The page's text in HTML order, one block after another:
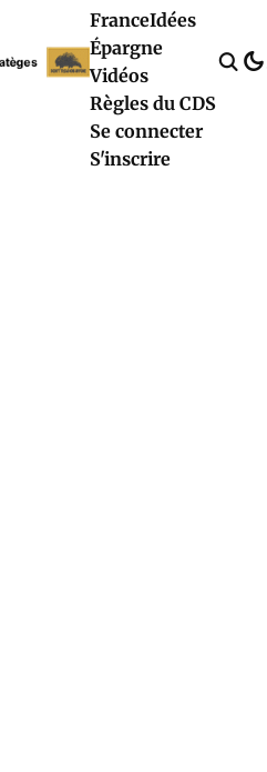
FranceIdées
Épargne
Vidéos
Règles du CDS
Se connecter
S'inscrire